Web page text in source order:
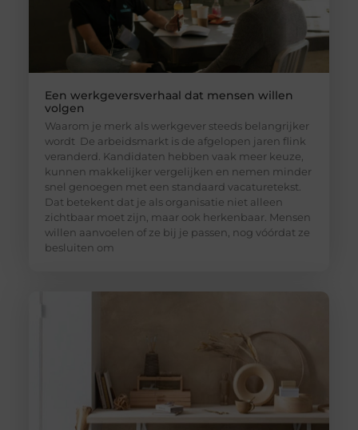
Een werkgeversverhaal dat mensen willen
volgen
Waarom je merk als werkgever steeds belangrijker
wordt De arbeidsmarkt is de afgelopen jaren flink
veranderd. Kandidaten hebben vaak meer keuze,
kunnen makkelijker vergelijken en nemen minder
snel genoegen met een standaard vacaturetekst.
Dat betekent dat je als organisatie niet alleen
zichtbaar moet zijn, maar ook herkenbaar. Mensen
willen aanvoelen of ze bij je passen, nog vóórdat ze
besluiten om